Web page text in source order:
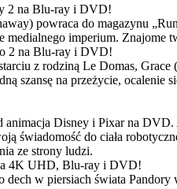
2 na Blu-ray i DVD!
powraca do magazynu
medialnego imperium.
2 na Blu-ray i DVD!
z rodziną Le Domas,
szansę na przeżycie,
animacja Disney i Pixar na
świadomość do ciała
ze strony ludzi.
4K UHD, Blu-ray i DVD!
dech w piersiach świata